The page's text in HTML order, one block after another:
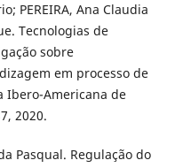
PEREIRA, Ana Claudia
Tecnologias de
sobre
em processo de
Ibero-Americana de
2020.
Pasqual. Regulação do